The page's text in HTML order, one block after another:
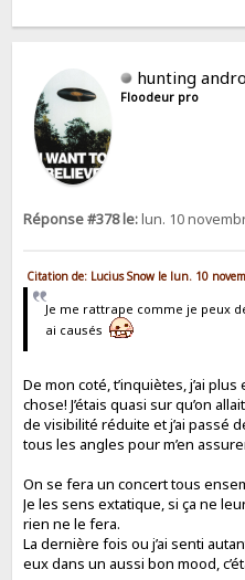
hunting
Floodeur pro
Réponse #378 le:lun. 10
Citation de: Lucius Snow le lun. 10
Je me rattrape comme je peux
ai causés
De mon coté, t’inquiètes, j’ai
chose! J’étais quasi sur qu’on
de visibilité réduite et j’ai passé
tous les angles pour m’en
On se fera un concert tous
Je les sens extatique, si ça ne
rien ne le fera.
La dernière fois ou j’ai senti
eux dans un aussi bon mood,